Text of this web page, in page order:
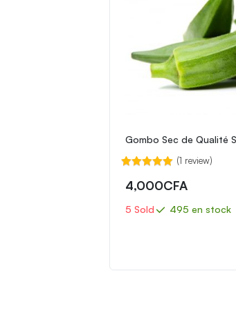
Gombo Sec de Qualité
sur 5
(1 review)
4,000CFA
5 Sold 495 en stock